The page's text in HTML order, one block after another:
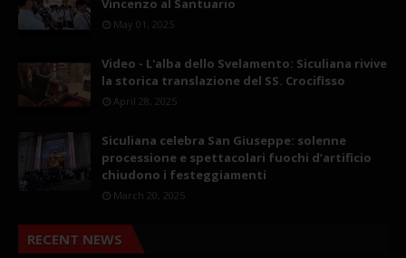
May 01, 2025
Video - L'alba dello Svelamento: Siculiana rivive
la storica translazione del SS. Crocifisso
April 28, 2025
Siculiana celebra San Giuseppe: solenne
processione e spettacolari fuochi d’artificio
chiudono i festeggiamenti
March 20, 2025
RECENT NEWS